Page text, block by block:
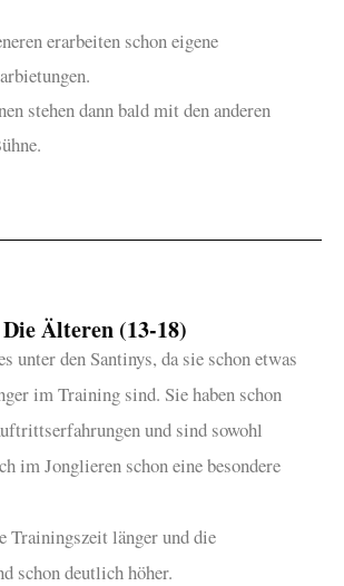
erarbeiten schon eigene
stehen dann bald mit den anderen
Die Älteren (13-18)
unter den Santinys, da sie schon etwas
im Training sind. Sie haben schon
und sind sowohl
im Jonglieren schon eine besondere
Trainingszeit länger und die
schon deutlich höher.